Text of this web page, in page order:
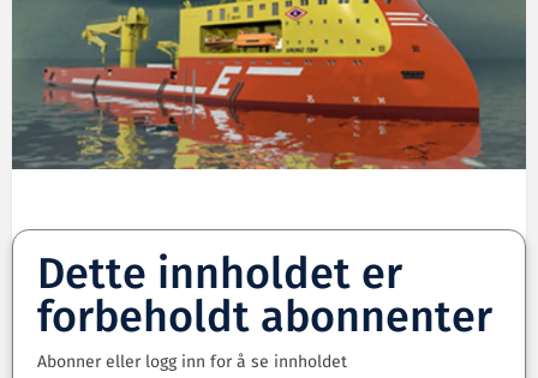
Dette innholdet er
forbeholdt abonnenter
Abonner eller logg inn for å se innholdet